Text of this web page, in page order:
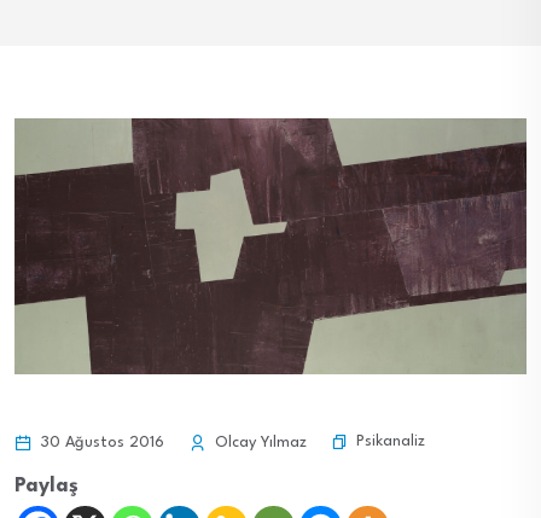
30 Ağustos 2016 Olcay Yılmaz Psikanaliz
Paylaş